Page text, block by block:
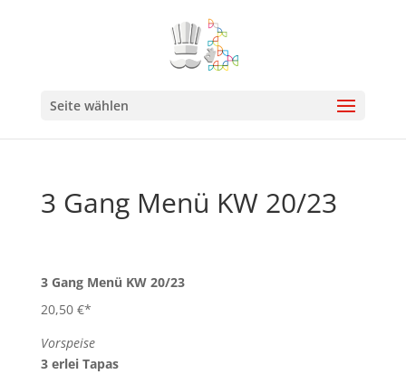
Seite wählen
3 Gang Menü KW 20/23
3 Gang Menü KW 20/23
20,50 €*
Vorspeise
3 erlei Tapas